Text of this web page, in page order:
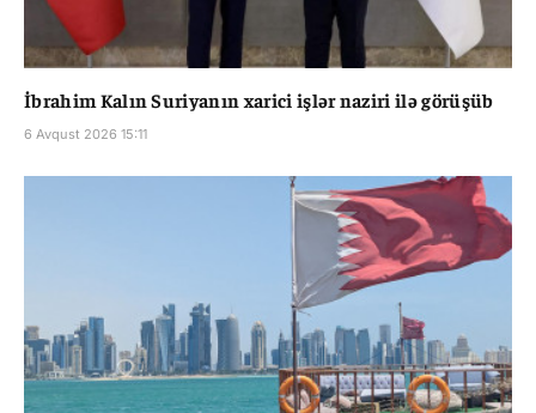
İbrahim Kalın Suriyanın xarici işlər naziri ilə görüşüb
6 Avqust 2026 15:11